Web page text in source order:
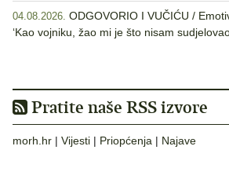
04.08.2026. ODGOVORIO I VUČIĆU /
‘Kao vojniku, žao mi je što nisam
Pratite naše RSS izvore
morh.hr | Vijesti | Priopćenja | Najave